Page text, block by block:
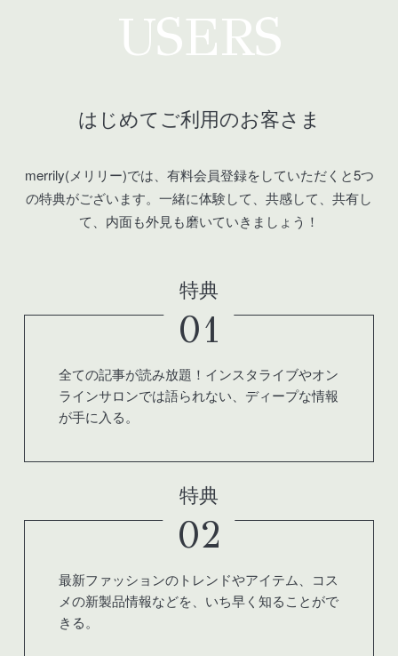
USERS
はじめてご利用のお客さま
merrily(メリリー)では、有料会員登録をしていただくと5つ
の特典がございます。 一緒に体験して、共感して、共有し
て、内面も外見も磨いていきましょう！
特典
01
全ての記事が読み放題！インスタライブやオン
ラインサロンでは語られない、ディープな情報
が手に入る。
特典
02
最新ファッションのトレンドやアイテム、コス
メの新製品情報などを、いち早く知ることがで
きる。